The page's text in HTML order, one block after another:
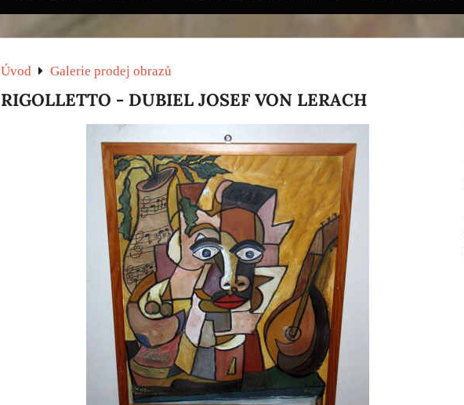
Úvod Galerie prodej obrazů
RIGOLLETTO - DUBIEL JOSEF VON LERACH